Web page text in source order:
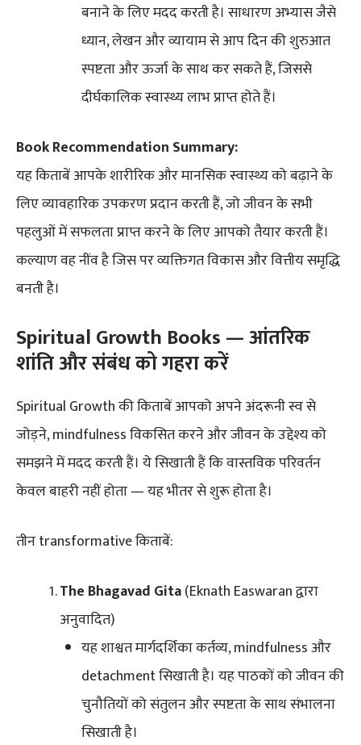
बनाने के लिए मदद करती है। साधारण अभ्यास जैसे
ध्यान, लेखन और व्यायाम से आप दिन की शुरुआत
स्पष्टता और ऊर्जा के साथ कर सकते हैं, जिससे
दीर्घकालिक स्वास्थ्य लाभ प्राप्त होते हैं।
Book Recommendation Summary:
यह किताबें आपके शारीरिक और मानसिक स्वास्थ्य को बढ़ाने के
लिए व्यावहारिक उपकरण प्रदान करती हैं, जो जीवन के सभी
पहलुओं में सफलता प्राप्त करने के लिए आपको तैयार करती हैं।
कल्याण वह नींव है जिस पर व्यक्तिगत विकास और वित्तीय समृद्धि
बनती है।
Spiritual Growth Books — आंतरिक
शांति और संबंध को गहरा करें
Spiritual Growth की किताबें आपको अपने अंदरूनी स्व से
जोड़ने, mindfulness विकसित करने और जीवन के उद्देश्य को
समझने में मदद करती हैं। ये सिखाती हैं कि वास्तविक परिवर्तन
केवल बाहरी नहीं होता — यह भीतर से शुरू होता है।
तीन transformative किताबें:
The Bhagavad Gita(Eknath Easwaran द्वारा
अनुवादित)
यह शाश्वत मार्गदर्शिका कर्तव्य, mindfulness और
detachment सिखाती है। यह पाठकों को जीवन की
चुनौतियों को संतुलन और स्पष्टता के साथ संभालना
सिखाती है।